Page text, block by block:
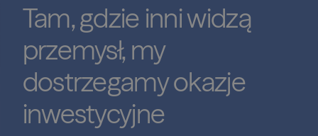
Tam,gdzie inniwidzą
przemysł, my
dostrzegamyokazje
inwestycyjne